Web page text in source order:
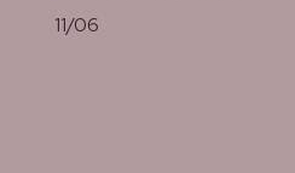
11/06